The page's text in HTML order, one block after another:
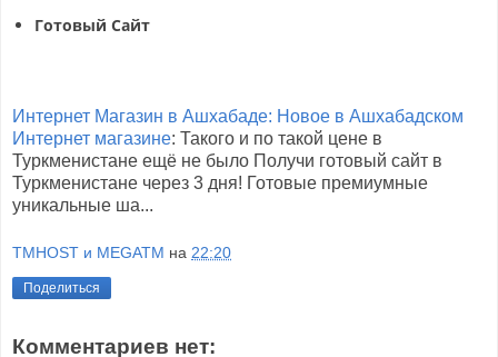
Готовый Сайт
Интернет Магазин в Ашхабаде: Новое в Ашхабадском
Интернет магазине: Такого и по такой цене в
Туркменистане ещё не было Получи готовый сайт в
Туркменистане через 3 дня! Готовые премиумные
уникальные ша...
TMHOST и MEGATM на 22:20
Поделиться
Комментариев нет: